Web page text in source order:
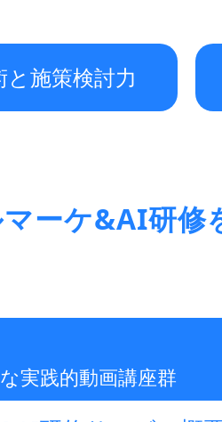
と施策検討力
ーケ&AI研修
実践的動画講座群